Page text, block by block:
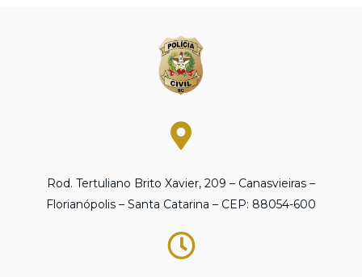
Rod. Tertuliano Brito Xavier, 209 – Canasvieiras –
Florianópolis – Santa Catarina – CEP: 88054-600